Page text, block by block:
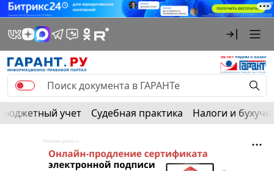
Бюджетный учет Судебная практика Налоги и